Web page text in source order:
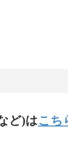
ど)はこち